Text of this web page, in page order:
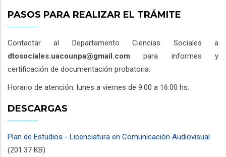
PASOS PARA REALIZAR EL TRÁMITE
Contactar al Departamento Ciencias Sociales a
dtosociales.uacounpa@gmail.com para informes y
certificación de documentación probatoria.
Horario de atención: lunes a viernes de 9:00 a 16:00 hs.
DESCARGAS
Plan de Estudios - Licenciatura en Comunicación Audiovisual
(201.37 KB)